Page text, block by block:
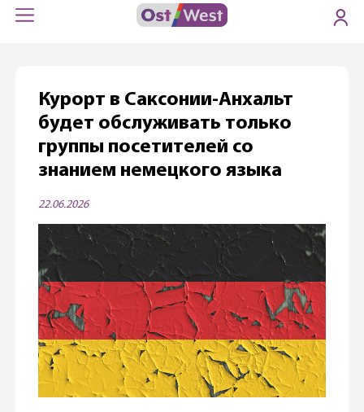
Курорт в Саксонии-Анхальт
будет обслуживать только
группы посетителей со
знанием немецкого языка
22.06.2026